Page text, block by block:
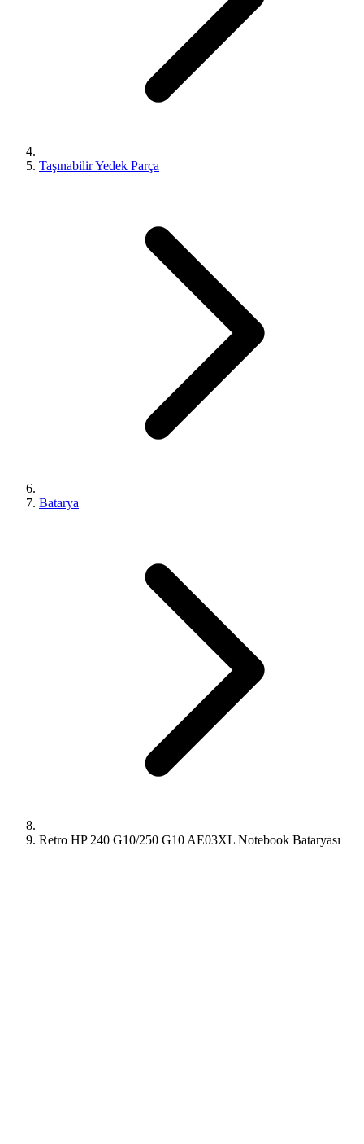
Taşınabilir Yedek Parça
Batarya
Retro HP 240 G10/250 G10 AE03XL Notebook Bataryası